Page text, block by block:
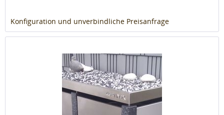
Konfiguration und unverbindliche Preisanfrage